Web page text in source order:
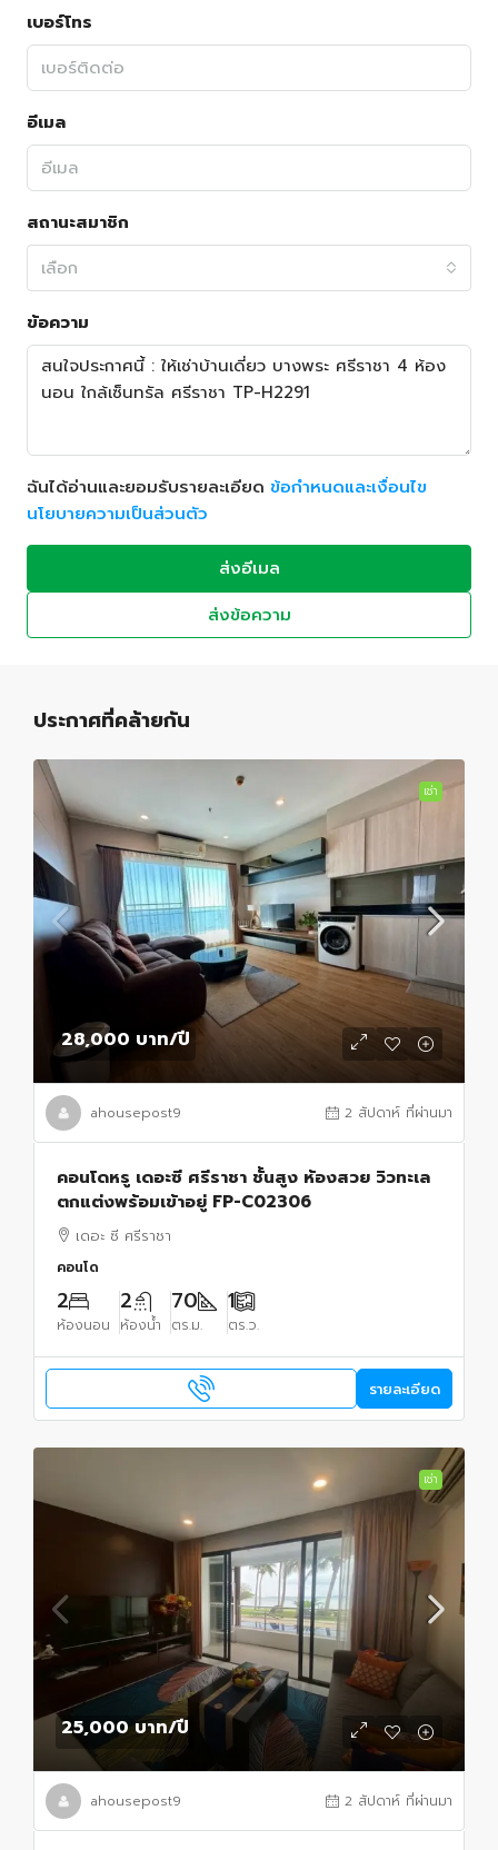
เบอร์โทร
อีเมล
สถานะสมาชิก
เลือก
ข้อความ
ฉันได้อ่านและยอมรับรายละเอียด ข้อกำหนดและเงื่อนไข
นโยบายความเป็นส่วนตัว
ส่งอีเมล
ส่งข้อความ
ประกาศที่คล้ายกัน
เช่า
28,000 บาท/ปี
ahousepost9 2 สัปดาห์ ที่ผ่านมา
คอนโดหรู เดอะซี ศรีราชา ชั้นสูง ห้องสวย วิวทะเล
ตกแต่งพร้อมเข้าอยู่ FP-C02306
เดอะ ซี ศรีราชา
คอนโด
2
ห้องนอน
2
ห้องน้ำ
70
ตร.ม.
1
ตร.ว.
รายละเอียด
เช่า
25,000 บาท/ปี
ahousepost9 2 สัปดาห์ ที่ผ่านมา